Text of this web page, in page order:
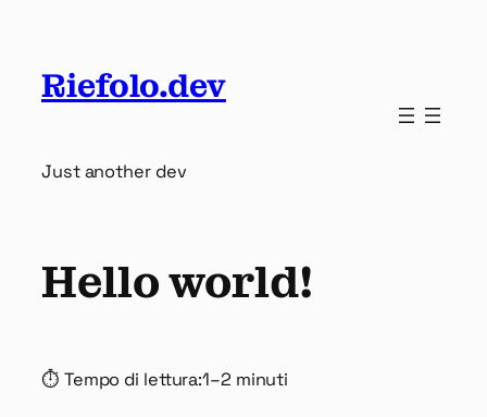
Riefolo.dev
Just another dev
Hello world!
⏱ Tempo di lettura:1–2 minuti